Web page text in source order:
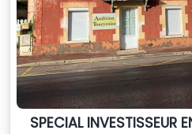
SPECIAL INVESTISSEUR